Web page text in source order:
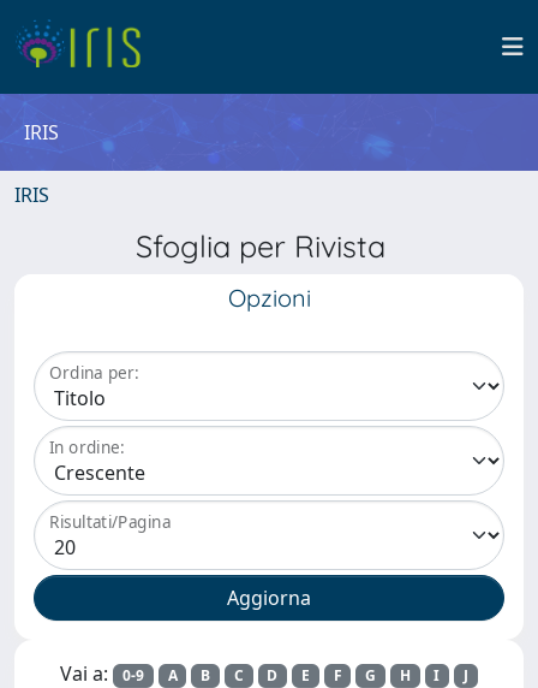
IRIS
IRIS
Sfoglia per Rivista
Opzioni
Ordina per:
In ordine:
Risultati/Pagina
Vai a: 0-9 A B C D E F G H I
J